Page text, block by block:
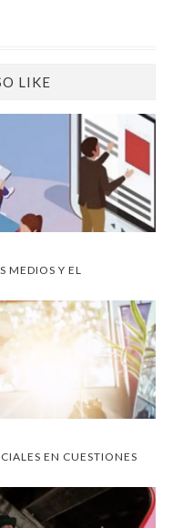
LIKE
MEDIOS Y EL
EN CUESTIONES